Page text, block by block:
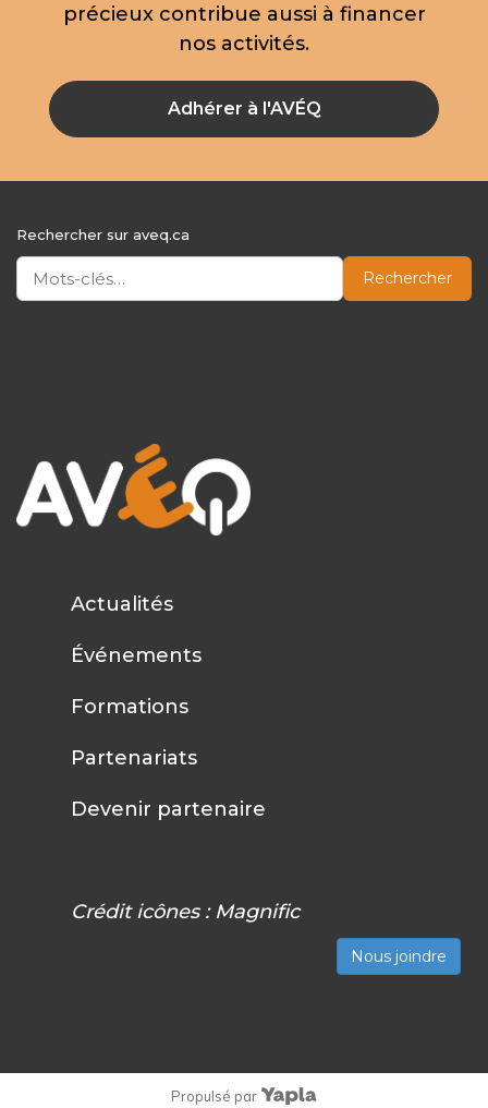
précieux contribue aussi à financer
nos activités.
Adhérer à l'AVÉQ
Rechercher sur aveq.ca
Rechercher
Actualités
Événements
Formations
Partenariats
Devenir partenaire
Crédit icônes : Magnific
Nous joindre
Propulsé par